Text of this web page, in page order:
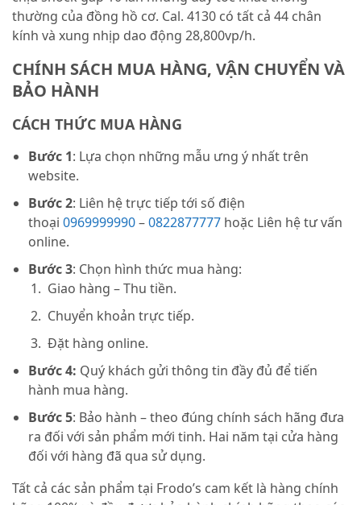
thường của đồng hồ cơ. Cal. 4130 có tất cả 44 chân
kính và xung nhịp dao động 28,800vp/h.
CHÍNH SÁCH MUA HÀNG, VẬN CHUYỂN VÀ
BẢO HÀNH
CÁCH THỨC MUA HÀNG
Bước 1: Lựa chọn những mẫu ưng ý nhất trên
website.
Bước 2: Liên hệ trực tiếp tới số điện
thoại 0969999990–0822877777 hoặc Liên hệ tư vấn
online.
Bước 3: Chọn hình thức mua hàng:
Giao hàng – Thu tiền.
Chuyển khoản trực tiếp.
Đặt hàng online.
Bước 4: Quý khách gửi thông tin đầy đủ để tiến
hành mua hàng.
Bước 5: Bảo hành – theo đúng chính sách hãng đưa
ra đối với sản phẩm mới tinh. Hai năm tại cửa hàng
đối với hàng đã qua sử dụng.
Tất cả các sản phẩm tại Frodo’s cam kết là hàng chính